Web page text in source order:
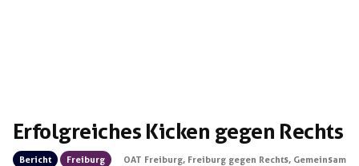
Erfolgreiches Kicken gegen Rechts
Bericht Freiburg OAT Freiburg, Freiburg gegen Rechts, Gemeinsam